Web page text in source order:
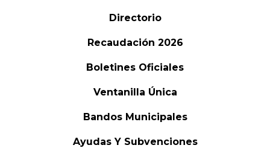
Directorio
Recaudación 2026
Boletines Oficiales
Ventanilla Única
Bandos Municipales
Ayudas Y Subvenciones